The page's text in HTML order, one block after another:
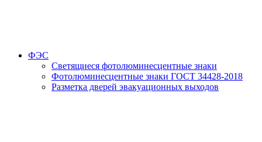
ФЭС
Светящиеся фотолюминесцентные знаки
Фотолюминесцентные знаки ГОСТ 34428-2018
Разметка дверей эвакуационных выходов